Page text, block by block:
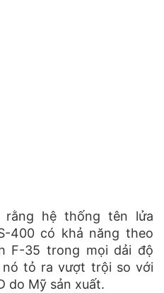
hệ thống tên lửa
400 có khả năng theo
F-35 trong mọi dải độ
tỏ ra vượt trội so với
do Mỹ sản xuất.